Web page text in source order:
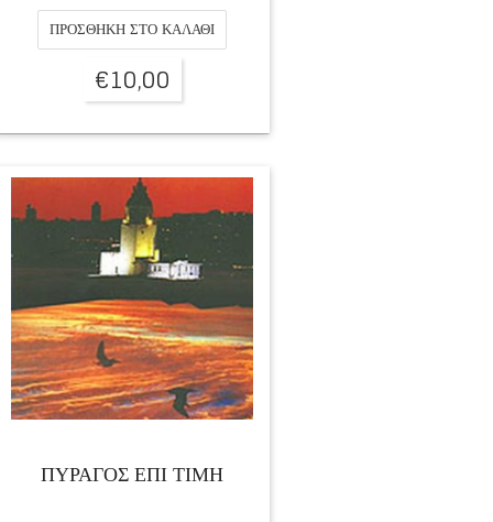
ΠΡΟΣΘΉΚΗ ΣΤΟ ΚΑΛΆΘΙ
€10,00
ΠΥΡΑΓΟΣ ΕΠΙ ΤΙΜΗ